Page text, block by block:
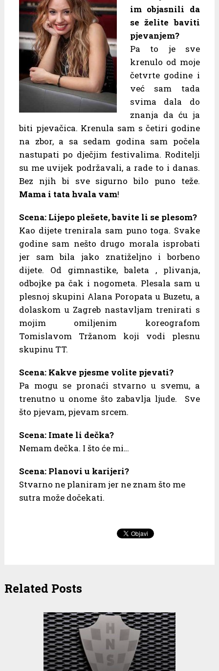
im objasnili da
se želite baviti
pjevanjem?
Pa to je sve
krenulo od moje
četvrte godine i
već sam tada
svima dala do
znanja da ću ja
biti pjevačica. Krenula sam s četiri godine
na zbor, a sa sedam godina sam počela
nastupati po dječjim festivalima. Roditelji
su me uvijek podržavali, a rade to i danas.
Bez njih bi sve sigurno bilo puno teže.
Mama i tata hvala vam!
Scena: Lijepo plešete, bavite li se plesom?
Kao dijete trenirala sam puno toga. Svake
godine sam nešto drugo morala isprobati
jer sam bila jako znatiželjno i borbeno
dijete. Od gimnastike, baleta , plivanja,
odbojke pa čak i nogometa. Plesala sam u
plesnoj skupini Alana Poropata u Buzetu, a
dolaskom u Zagreb nastavljam trenirati s
mojim omiljenim koreografom
Tomislavom Tržanom koji vodi plesnu
skupinu TT.
Scena: Kakve pjesme volite pjevati?
Pa mogu se pronaći stvarno u svemu, a
trenutno u onome što zabavlja ljude. Sve
što pjevam, pjevam srcem.
Scena: Imate li dečka?
Nemam dečka. I što će mi…
Scena: Planovi u karijeri?
Stvarno ne planiram jer ne znam što me
sutra može dočekati.
Related Posts